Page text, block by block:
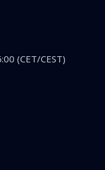
(CET/CEST)